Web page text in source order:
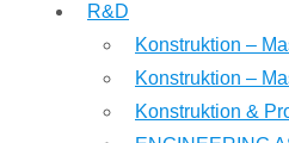
R&D
Konstruktion –
Konstruktion –
Konstruktion &